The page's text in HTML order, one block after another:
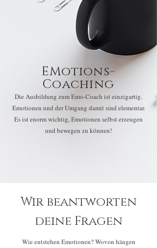
EMotions-
Coaching
Die Ausbildung zum Emo-Coach ist einzigartig.
Emotionen und der Umgang damit sind elementar.
Es ist enorm wichtig, Emotionen selbst erzeugen
und bewegen zu können!
Wir beantworten
deine Fragen
Wie entstehen Emotionen? Wovon hängen